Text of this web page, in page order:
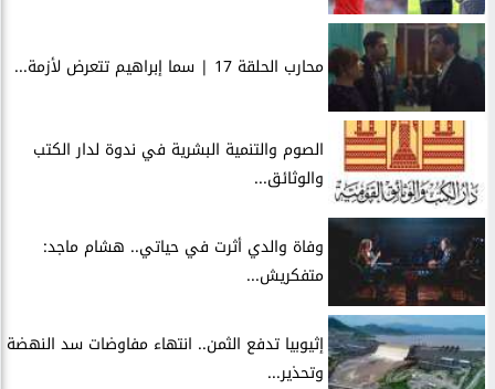
محارب الحلقة 17 | سما إبراهيم تتعرض لأزمة...
الصوم والتنمية البشرية في ندوة لدار الكتب
والوثائق...
وفاة والدي أثرت في حياتي.. هشام ماجد:
متفكريش...
إثيوبيا تدفع الثمن.. انتهاء مفاوضات سد النهضة
وتحذير...